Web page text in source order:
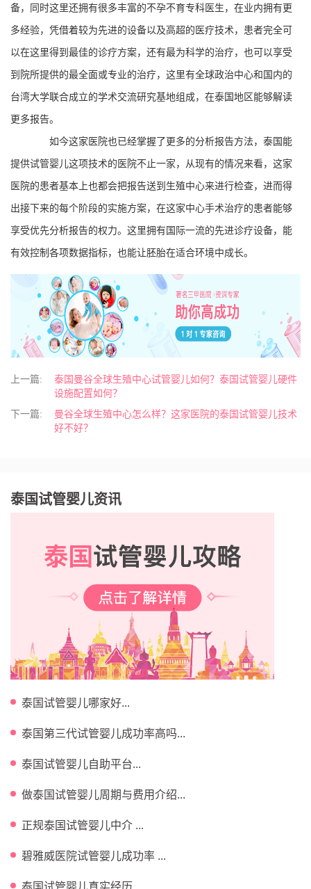
备，同时这里还拥有很多丰富的不孕不育专科医生，在业内拥有更
多经验，凭借着较为先进的设备以及高超的医疗技术，患者完全可
以在这里得到最佳的诊疗方案，还有最为科学的治疗，也可以享受
到院所提供的最全面或专业的治疗，这里有全球政治中心和国内的
台湾大学联合成立的学术交流研究基地组成，在泰国地区能够解读
更多报告。
如今这家医院也已经掌握了更多的分析报告方法，泰国能
提供试管婴儿这项技术的医院不止一家，从现有的情况来看，这家
医院的患者基本上也都会把报告送到生殖中心来进行检查，进而得
出接下来的每个阶段的实施方案，在这家中心手术治疗的患者能够
享受优先分析报告的权力。这里拥有国际一流的先进诊疗设备，能
有效控制各项数据指标，也能让胚胎在适合环境中成长。
上一篇:
泰国曼谷全球生殖中心试管婴儿如何？泰国试管婴儿硬件
设施配置如何？
下一篇:
曼谷全球生殖中心怎么样？这家医院的泰国试管婴儿技术
好不好？
泰国试管婴儿资讯
泰国试管婴儿哪家好...
泰国第三代试管婴儿成功率高吗...
泰国试管婴儿自助平台...
做泰国试管婴儿周期与费用介绍...
正规泰国试管婴儿中介 ...
碧雅威医院试管婴儿成功率 ...